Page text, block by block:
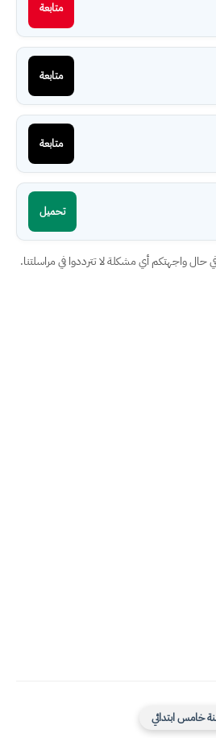
متابعة
متابعة
متابعة
تحميل
حال واجهتكم أي مشكلة لا تترددوا في مراسلتنا.
خامس ابتدائي